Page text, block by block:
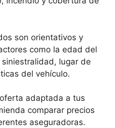
son orientativos y
como la edad del
lugar de
del vehículo.
adaptada a tus
comparar precios
aseguradoras.